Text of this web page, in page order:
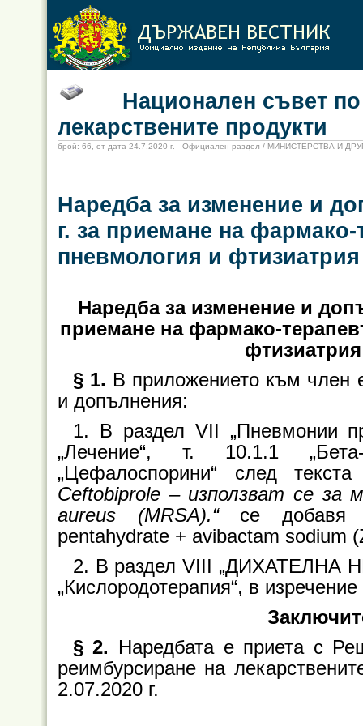
Национален съвет по
лекарствените продукти
брой: 66, от дата 24.7.2020 г. Официален раздел / МИНИСТЕРСТВА И
Наредба за изменение и
г. за приемане на
пневмология и фтизиатрия
Наредба за изменение и
приемане на фармако-
§ 1. В приложението към член
и допълнения:
1. В раздел VІІ „Пневмонии
„Лечение“, т. 10.1.1
„Цефалоспорини“ след
Ceftobiprole – използват се
aureus (MRSA).“се добавя
pentahydrate + avibactam sodium
2. В раздел VІІІ „ДИХАТЕЛНА
„Кислородотерапия“, в
§ 2. Наредбата е приета с
реимбурсиране на
2.07.2020 г.